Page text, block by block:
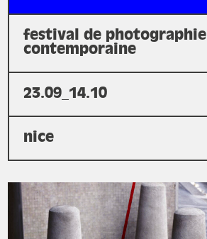
festival de photographie
contemporaine
23.09_14.10
nice